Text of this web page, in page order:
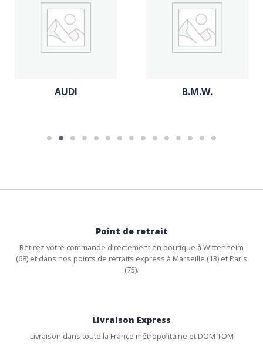
AUDI B.M.W.
Point de retrait
Retirez votre commande directement en boutique à Wittenheim
(68) et dans nos points de retraits express à Marseille (13) et Paris
(75).
Livraison Express
Livraison dans toute la France métropolitaine et DOM TOM